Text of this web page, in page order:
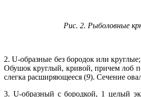
Рис. 2. Рыболовные
2. U-образные без бородок или
Обушок круглый, кривой, причем лоб
слегка расширяющееся (9). Сечение
3. U-образный с бородкой, 1 целый